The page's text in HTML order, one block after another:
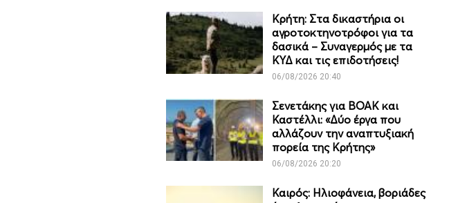
Κρήτη: Στα δικαστήρια οι
αγροτοκτηνοτρόφοι για τα
δασικά – Συναγερμός με τα
ΚΥΔ και τις επιδοτήσεις!
06/08/2026 20:40
Σενετάκης για ΒΟΑΚ και
Καστέλλι: «Δύο έργα που
αλλάζουν την αναπτυξιακή
πορεία της Κρήτης»
06/08/2026 20:20
Καιρός: Ηλιοφάνεια, βοριάδες